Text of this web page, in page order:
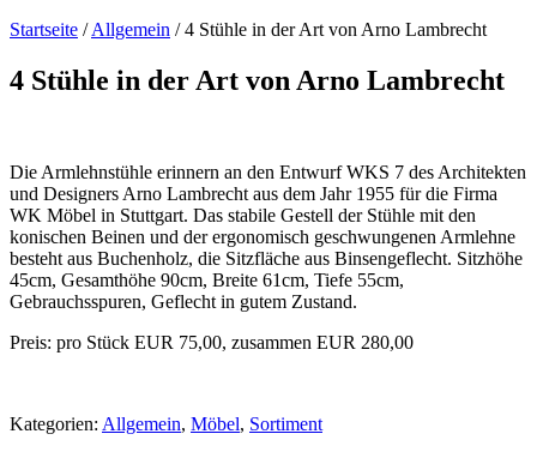
Startseite /Allgemein /4 Stühle in der Art von Arno Lambrecht
4 Stühle in der Art von Arno Lambrecht
Die Armlehnstühle erinnern an den Entwurf WKS 7 des Architekten
und Designers Arno Lambrecht aus dem Jahr 1955 für die Firma
WK Möbel in Stuttgart. Das stabile Gestell der Stühle mit den
konischen Beinen und der ergonomisch geschwungenen Armlehne
besteht aus Buchenholz, die Sitzfläche aus Binsengeflecht. Sitzhöhe
45cm, Gesamthöhe 90cm, Breite 61cm, Tiefe 55cm,
Gebrauchsspuren, Geflecht in gutem Zustand.
Preis: pro Stück EUR 75,00, zusammen EUR 280,00
Kategorien: Allgemein, Möbel, Sortiment